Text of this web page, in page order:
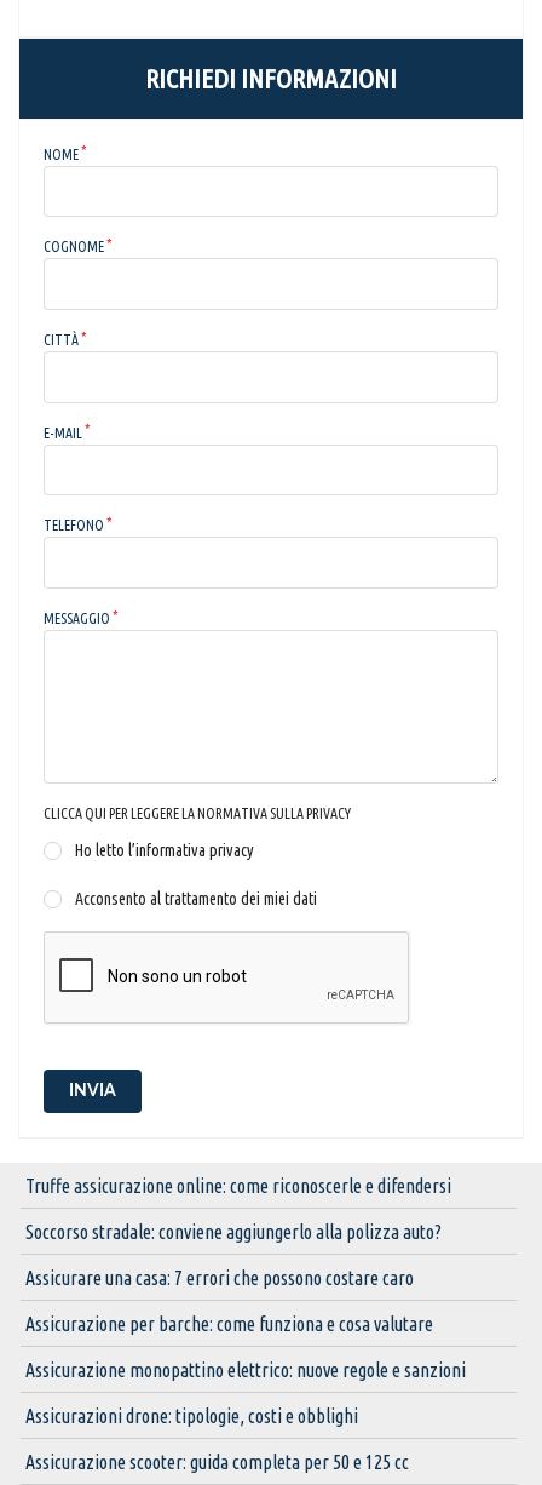
RICHIEDI INFORMAZIONI
NOME
COGNOME
CITTÀ
E-MAIL
TELEFONO
MESSAGGIO
CLICCA QUI PER LEGGERE LA NORMATIVA SULLA PRIVACY
Ho letto l’informativa privacy
Acconsento al trattamento dei miei dati
INVIA
Truffe assicurazione online: come riconoscerle e difendersi
Soccorso stradale: conviene aggiungerlo alla polizza auto?
Assicurare una casa: 7 errori che possono costare caro
Assicurazione per barche: come funziona e cosa valutare
Assicurazione monopattino elettrico: nuove regole e sanzioni
Assicurazioni drone: tipologie, costi e obblighi
Assicurazione scooter: guida completa per 50 e 125 cc